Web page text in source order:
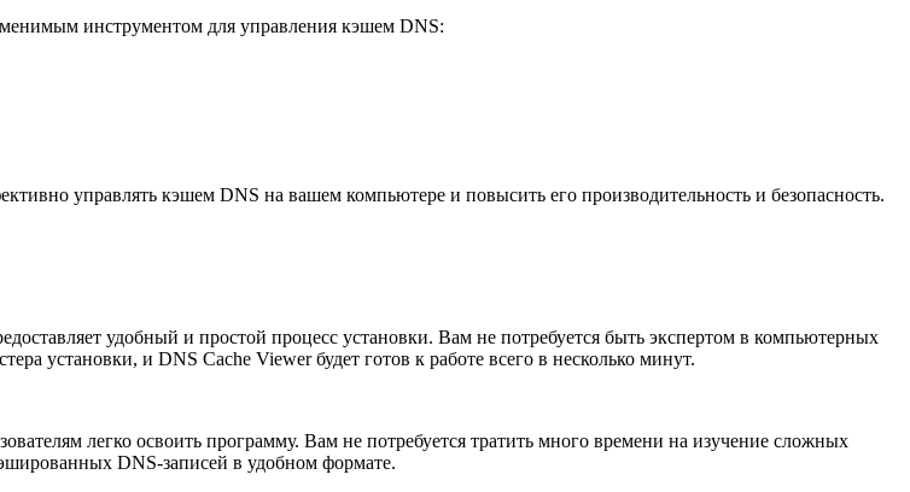
инструментом для управления кэшем DNS:
управлять кэшем DNS на вашем компьютере и повысить его производительность и безопасность.
удобный и простой процесс установки. Вам не потребуется быть экспертом в компьютерных
установки, и DNS Cache Viewer будет готов к работе всего в несколько минут.
легко освоить программу. Вам не потребуется тратить много времени на изучение сложных
DNS-записей в удобном формате.